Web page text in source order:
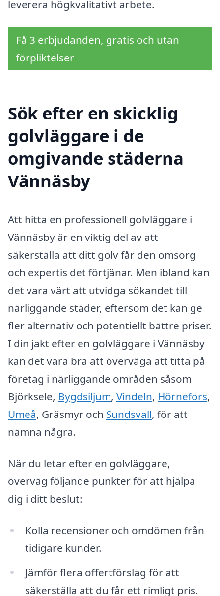
leverera högkvalitativt arbete.
Få 3 erbjudanden, gratis och utan
förpliktelser
Sök efter en skicklig
golvläggare i de
omgivande städerna
Vännäsby
Att hitta en professionell golvläggare i
Vännäsby är en viktig del av att
säkerställa att ditt golv får den omsorg
och expertis det förtjänar. Men ibland kan
det vara värt att utvidga sökandet till
närliggande städer, eftersom det kan ge
fler alternativ och potentiellt bättre priser.
I din jakt efter en golvläggare i Vännäsby
kan det vara bra att överväga att titta på
företag i närliggande områden såsom
Björksele, Bygdsiljum, Vindeln, Hörnefors,
Umeå, Gräsmyr och Sundsvall, för att
nämna några.
När du letar efter en golvläggare,
överväg följande punkter för att hjälpa
dig i ditt beslut:
Kolla recensioner och omdömen från
tidigare kunder.
Jämför flera offertförslag för att
säkerställa att du får ett rimligt pris.